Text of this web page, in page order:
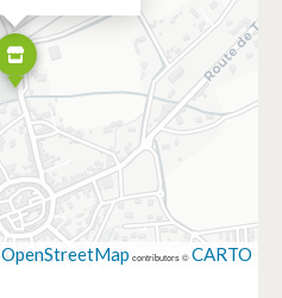
OpenStreetMap contributors ©CARTO